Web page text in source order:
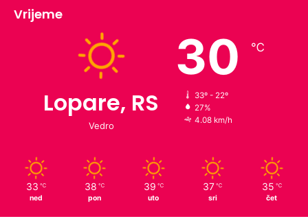
rVrijeme
Lopare, RS
Vedro
30 ℃
33º - 22º
27%
4.08 km/h
33 ℃
ned
38 ℃
pon
39 ℃
uto
37 ℃
sri
35 ℃
čet